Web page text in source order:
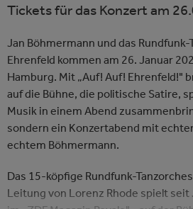
Tickets für das Konzert am
Jan Böhmermann und das
Ehrenfeld kommen am 26. Januar
Hamburg. Mit „Auf! Auf! Ehrenfeld!"
auf die Bühne, die politische Satire,
Musik in einem Abend
sondern ein Konzertabend mit
echtem Böhmermann.
Das 15-köpfige Rundfunk-
Leitung von Lorenz Rhode spielt seit